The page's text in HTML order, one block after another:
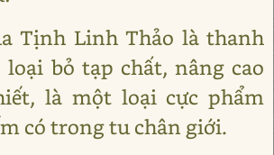
Tịnh Linh Thảo là thanh
bỏ tạp chất, nâng cao
là một loại cực phẩm
có trong tu chân giới.